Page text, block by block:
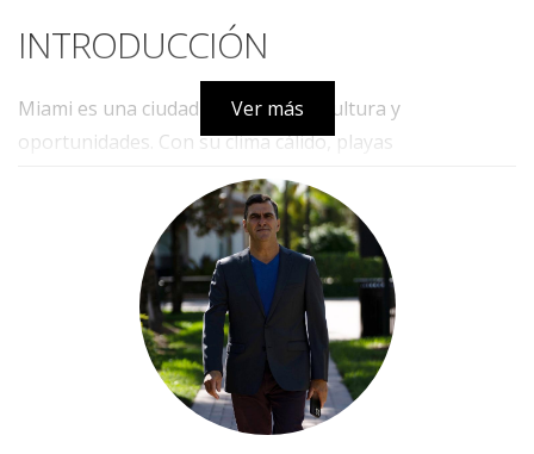
INTRODUCCIÓN
Miami es una ciudad llena de vida, cultura y
oportunidades. Con su clima cálido, playas
impresionantes y una comunidad diversa, se ha
convertido en un lugar atractivo tanto para vivir como
para invertir. Si bien muchos piensan que vender
propiedades en Miami es solo para agentes locales, la
realidad es que los empresarios internacionales tienen
mucho que ganar al entrar en este mercado. La clave
está en entender las dinámicas del sector inmobiliario y
cómo puedes posicionarte para atraer a compradores
Ver más